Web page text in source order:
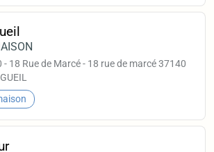
- 18 Rue de Marcé - 18 rue de marcé 37140